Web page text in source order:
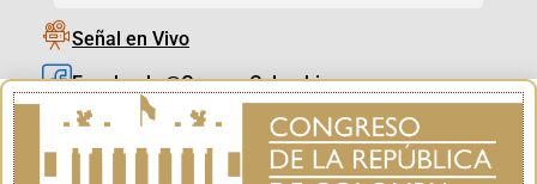
Señal en Vivo
Facebook_@CamaraColombia
Instagram_@CamaraColombia
X_@CamaraColombia